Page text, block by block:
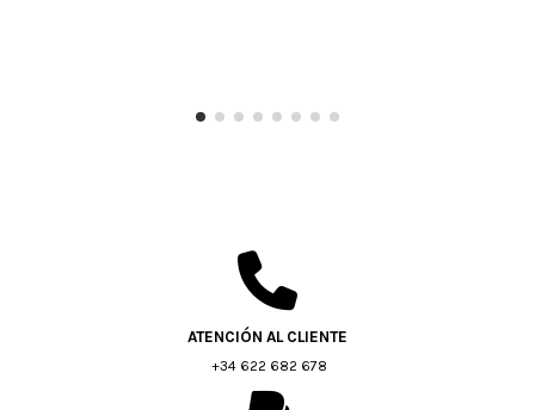
ATENCIÓN AL CLIENTE
+34 622 682 678